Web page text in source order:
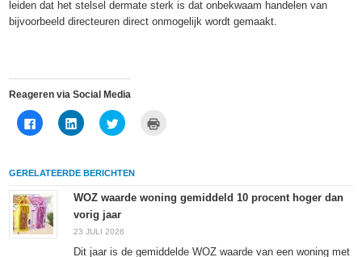
leiden dat het stelsel dermate sterk is dat onbekwaam handelen van
bijvoorbeeld directeuren direct onmogelijk wordt gemaakt.
Reageren via Social Media
Klik
om
Facebook
(Wordt
een
nieuw
venster
geopend)
Klik
om
delen
(Wordt
een
nieuw
venster
geopend)
Klik
om
Twitter
(Wordt
een
venster
geopend)
nieuw
venster
GERELATEERDE BERICHTEN
WOZ waarde woning gemiddeld 10 procent hoger dan
vorig jaar
23 JULI 2026
Dit jaar is de gemiddelde WOZ waarde van een woning met